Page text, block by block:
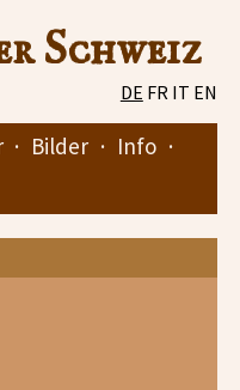
Schweiz
DE FR IT EN
· Bilder · Info ·